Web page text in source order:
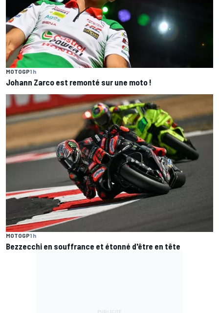
MOTOGP1 h
Johann Zarco est remonté sur une moto !
MOTOGP1 h
Bezzecchi en souffrance et étonné d'être en tête